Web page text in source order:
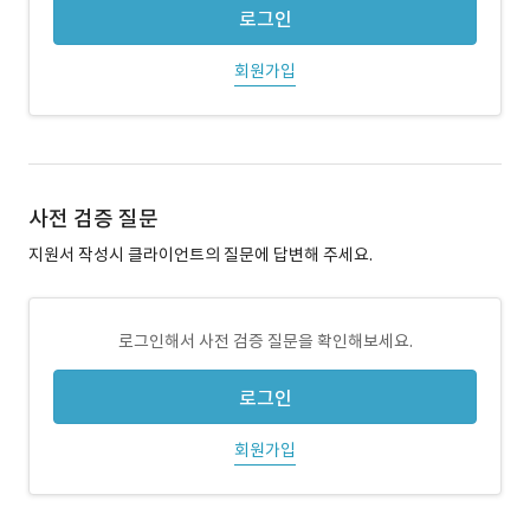
로그인
회원가입
사전 검증 질문
지원서 작성시 클라이언트의 질문에 답변해 주세요.
로그인해서 사전 검증 질문을 확인해보세요.
로그인
회원가입